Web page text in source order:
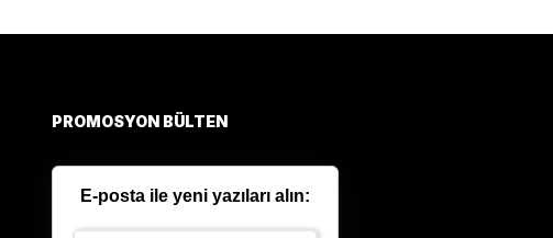
PROMOSYON BÜLTEN
E-posta ile yeni yazıları alın: